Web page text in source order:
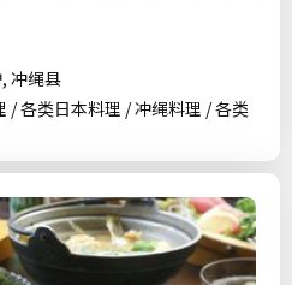
冲绳县
/ 各类日本料理 / 冲绳料理 / 各类